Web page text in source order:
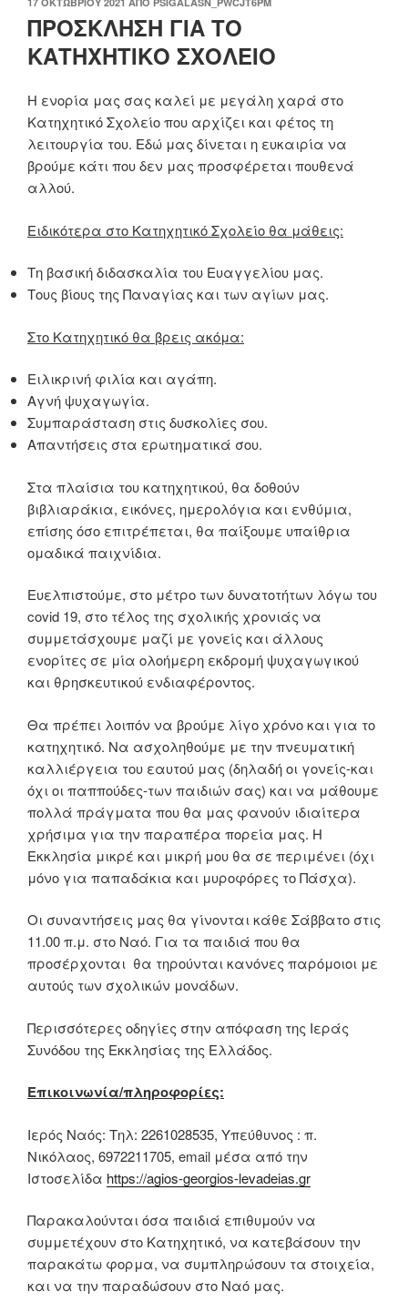
ΣΤΙΣ
ΠΡΟΣΚΛΗΣΗ ΓΙΑ ΤΟ
ΚΑΤΗΧΗΤΙΚΟ ΣΧΟΛΕΙΟ
Η ενορία μας σας καλεί με μεγάλη χαρά στο
Κατηχητικό Σχολείο που αρχίζει και φέτος τη
λειτουργία του. Εδώ μας δίνεται η ευκαιρία να
βρούμε κάτι που δεν μας προσφέρεται πουθενά
αλλού.
Ειδικότερα στο Κατηχητικό Σχολείο θα μάθεις:
Τη βασική διδασκαλία του Ευαγγελίου μας.
Τους βίους της Παναγίας και των αγίων μας.
Στο Κατηχητικό θα βρεις ακόμα:
Ειλικρινή φιλία και αγάπη.
Αγνή ψυχαγωγία.
Συμπαράσταση στις δυσκολίες σου.
Απαντήσεις στα ερωτηματικά σου.
Στα πλαίσια του κατηχητικού, θα δοθούν
βιβλιαράκια, εικόνες, ημερολόγια και ενθύμια,
επίσης όσο επιτρέπεται, θα παίξουμε υπαίθρια
ομαδικά παιχνίδια.
Ευελπιστούμε, στο μέτρο των δυνατοτήτων λόγω του
covid 19, στο τέλος της σχολικής χρονιάς να
συμμετάσχουμε μαζί με γονείς και άλλους
ενορίτες σε μία ολοήμερη εκδρομή ψυχαγωγικού
και θρησκευτικού ενδιαφέροντος.
Θα πρέπει λοιπόν να βρούμε λίγο χρόνο και για το
κατηχητικό. Να ασχοληθούμε με την πνευματική
καλλιέργεια του εαυτού μας (δηλαδή οι γονείς-και
όχι οι παππούδες-των παιδιών σας) και να μάθουμε
πολλά πράγματα που θα μας φανούν ιδιαίτερα
χρήσιμα για την παραπέρα πορεία μας. Η
Εκκλησία μικρέ και μικρή μου θα σε περιμένει (όχι
μόνο για παπαδάκια και μυροφόρες το Πάσχα).
Οι συναντήσεις μας θα γίνονται κάθε Σάββατο στις
11.00 π.μ. στο Ναό. Για τα παιδιά που θα
προσέρχονται θα τηρούνται κανόνες παρόμοιοι με
αυτούς των σχολικών μονάδων.
Περισσότερες οδηγίες στην απόφαση της Ιεράς
Συνόδου της Εκκλησίας της Ελλάδος.
Επικοινωνία/πληροφορίες:
Ιερός Ναός: Τηλ: 2261028535, Υπεύθυνος : π.
Νικόλαος, 6972211705, email μέσα από την
Ιστοσελίδα https://agios-georgios-levadeias.gr
Παρακαλούνται όσα παιδιά επιθυμούν να
συμμετέχουν στο Κατηχητικό, να κατεβάσουν την
παρακάτω φορμα, να συμπληρώσουν τα στοιχεία,
και να την παραδώσουν στο Ναό μας.